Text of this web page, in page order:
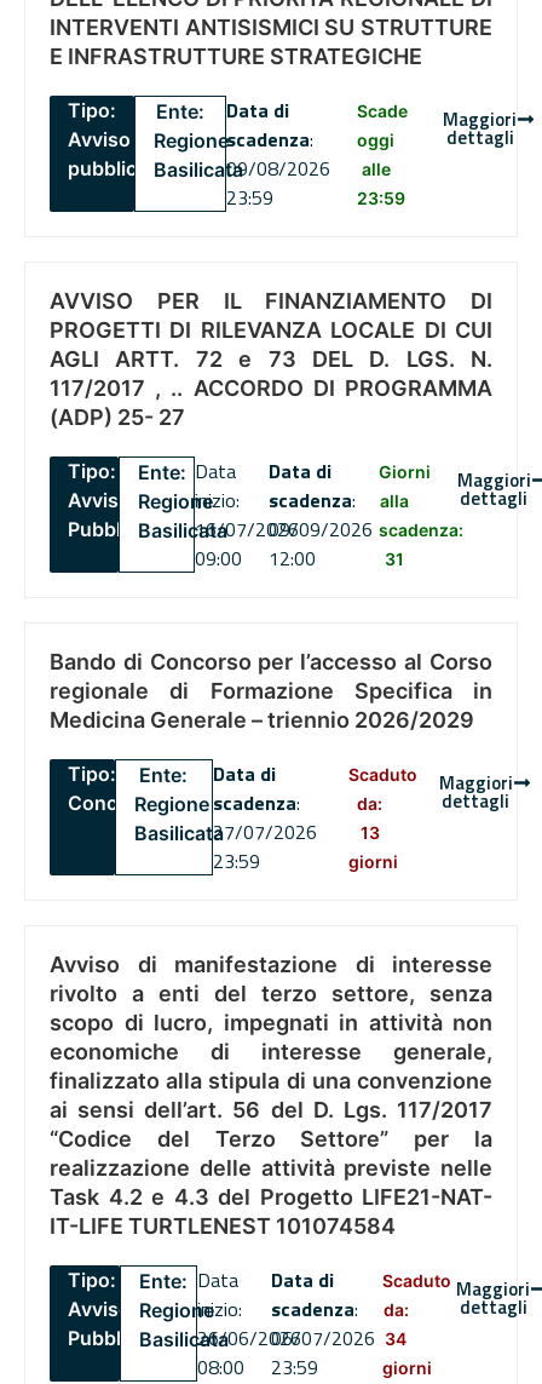
INTERVENTI ANTISISMICI SU STRUTTURE
E INFRASTRUTTURE STRATEGICHE
Tipo:
Avviso
pubblico
Ente:
Regione
Basilicata
Data di
scadenza:
09/08/2026
23:59
Scade
oggi
alle
23:59
Maggiori
dettagli
AVVISO PER IL FINANZIAMENTO DI
PROGETTI DI RILEVANZA LOCALE DI CUI
AGLI ARTT. 72 e 73 DEL D. LGS. N.
117/2017 , .. ACCORDO DI PROGRAMMA
(ADP) 25- 27
Tipo:
Avviso
Pubblico
Ente:
Regione
Basilicata
Data
inizio:
16/07/2026
09:00
Data di
scadenza:
09/09/2026
12:00
Giorni
alla
scadenza:
31
Maggiori
dettagli
Bando di Concorso per l’accesso al Corso
regionale di Formazione Specifica in
Medicina Generale – triennio 2026/2029
Tipo:
Concorsi
Ente:
Regione
Basilicata
Data di
scadenza:
27/07/2026
23:59
Scaduto
da:
13
giorni
Maggiori
dettagli
Avviso di manifestazione di interesse
rivolto a enti del terzo settore, senza
scopo di lucro, impegnati in attività non
economiche di interesse generale,
finalizzato alla stipula di una convenzione
ai sensi dell’art. 56 del D. Lgs. 117/2017
“Codice del Terzo Settore” per la
realizzazione delle attività previste nelle
Task 4.2 e 4.3 del Progetto LIFE21-NAT-
IT-LIFE TURTLENEST 101074584
Tipo:
Avviso
Pubblico
Ente:
Regione
Basilicata
Data
inizio:
26/06/2026
08:00
Data di
scadenza:
06/07/2026
23:59
Scaduto
da:
34
giorni
Maggiori
dettagli